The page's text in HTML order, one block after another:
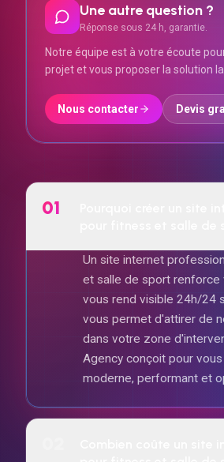
Une autre question ?
Réponse sous 24 h, garantie.
Notre équipe est à votre écoute
projet et vous proposer la solution
Nous contacter Devis
01
Un site internet
et salle de sport renforce
vous rend visible 24h/24
vous permet d'attirer de
dans votre zone
Agency conçoit pour
moderne, performant et